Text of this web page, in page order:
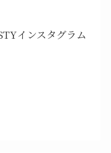
インスタグラム